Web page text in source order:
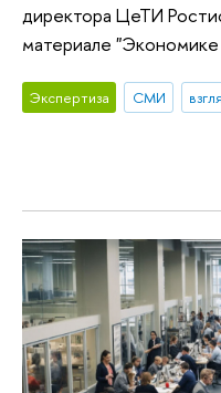
директора ЦеТИ
материале
Экспертиза СМИ